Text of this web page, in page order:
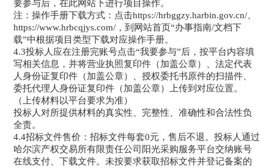
要参与后，在此网站下进行项目操作。
注：操作手册下载方式：点击https://hrbggzy.harbin.gov.cn/、
https://www.hrbcqjys.com/，到网站首页“办事指南/文档下
载”中根据项目类型下载对应操作手册。
4.3投标人应在注册完账号点击“我要参与”后，按平台内容填
写相关信息，并将营业执照复印件（加盖公章）、法定代表
人身份证复印件（加盖公章）、授权委托书原件的扫描件、
委托代理人身份证复印件（加盖公章）上传到对应位置。
（上传材料以平台要求为准）
投标人对所提供材料的真实性、完整性、准确性和合法性负
全责。
4.4招标文件售价：招标文件每套0元，售后不退。投标人通过
哈尔滨产权交易所有限责任公司阳光采购服务平台交纳账号
在线支付、下载文件。未按要求获取招标文件并登记备案的